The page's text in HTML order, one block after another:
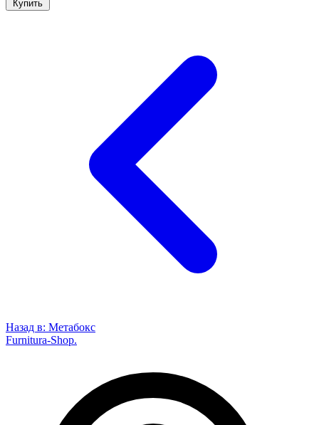
Купить
Назад в: Метабокс
Furnitura-Shop.